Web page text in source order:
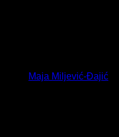
Maja Miljević-Đajić